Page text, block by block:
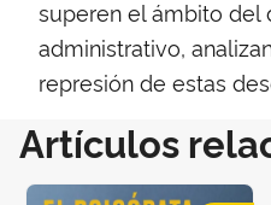
superen el ámbito del
administrativo,
represión de estas
Artículos